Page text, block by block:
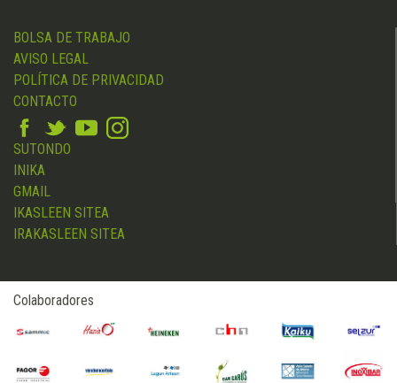
BOLSA DE TRABAJO
AVISO LEGAL
POLÍTICA DE PRIVACIDAD
CONTACTO
SUTONDO
INIKA
GMAIL
IKASLEEN SITEA
IRAKASLEEN SITEA
Colaboradores